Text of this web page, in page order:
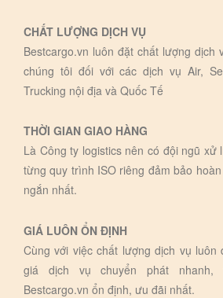
CHẤT LƯỢNG DỊCH VỤ
Bestcargo.vn luôn đặt chất lượng dịch
chúng tôi đối với các dịch vụ Air,
Trucking nội địa và Quốc Tế
THỜI GIAN GIAO HÀNG
Là Công ty logistics nên có đội ngũ xử
từng quy trình ISO riêng đảm bảo
ngắn nhất.
GIÁ LUÔN ỔN ĐỊNH
Cùng với việc chất lượng dịch vụ
giá dịch vụ chuyển phát nhanh,
Bestcargo.vn ổn định, ưu đãi nhất.